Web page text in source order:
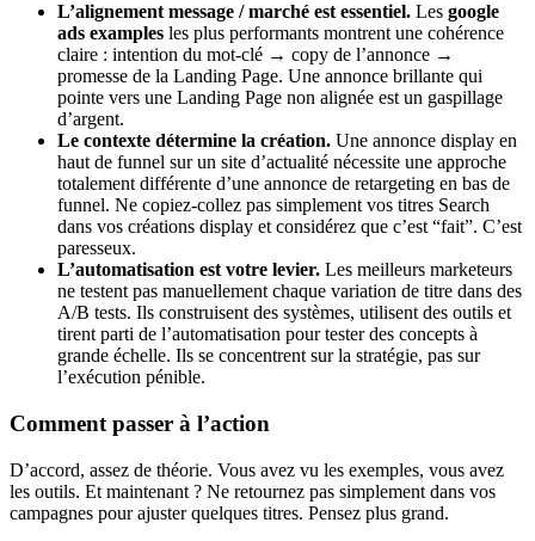
L’alignement message / marché est essentiel. Les google
ads examples les plus performants montrent une cohérence
claire : intention du mot-clé → copy de l’annonce →
promesse de la Landing Page. Une annonce brillante qui
pointe vers une Landing Page non alignée est un gaspillage
d’argent.
Le contexte détermine la création. Une annonce display en
haut de funnel sur un site d’actualité nécessite une approche
totalement différente d’une annonce de retargeting en bas de
funnel. Ne copiez-collez pas simplement vos titres Search
dans vos créations display et considérez que c’est “fait”. C’est
paresseux.
L’automatisation est votre levier. Les meilleurs marketeurs
ne testent pas manuellement chaque variation de titre dans des
A/B tests. Ils construisent des systèmes, utilisent des outils et
tirent parti de l’automatisation pour tester des concepts à
grande échelle. Ils se concentrent sur la stratégie, pas sur
l’exécution pénible.
Comment passer à l’action
D’accord, assez de théorie. Vous avez vu les exemples, vous avez
les outils. Et maintenant ? Ne retournez pas simplement dans vos
campagnes pour ajuster quelques titres. Pensez plus grand.